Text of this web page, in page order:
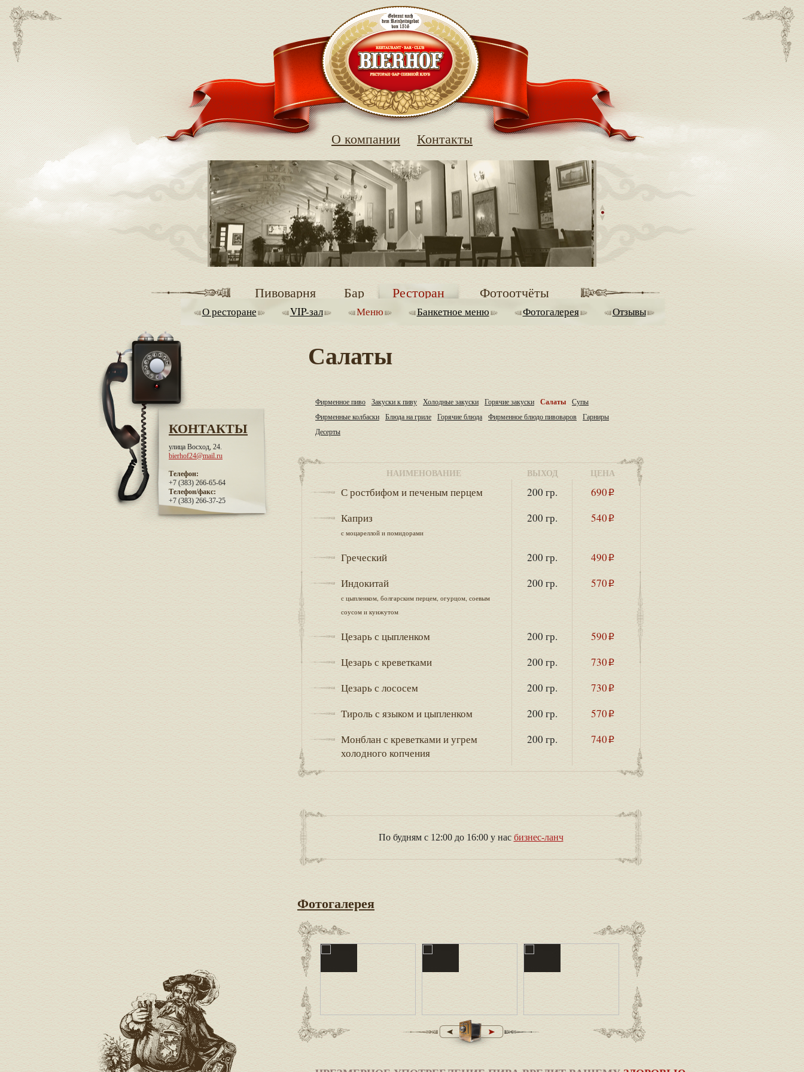
О компании Контакты
Пивоварня Бар Ресторан Фотоотчёты
О ресторане VIP-зал Меню Банкетное меню Фотогалерея Отзывы
КОНТАКТЫ
улица Восход, 24.
bierhof24@mail.ru
Телефон:
+7 (383) 266-65-64
Телефон/факс:
+7 (383) 266-37-25
Салаты
Фирменное пиво Закуски к пиву Холодные закуски Горячие закуски Салаты
Супы
Фирменные колбаски
Блюда на гриле Горячие блюда Фирменное блюдо пивоваров
Гарниры
Десерты
НАИМЕНОВАНИЕ ВЫХОД ЦЕНА
С ростбифом и печеным перцем 200 гр. 690 i
Каприз
с моцареллой и помидорами
200 гр. 540 i
Греческий 200 гр. 490 i
Индокитай
с цыпленком, болгарским перцем, огурцом, соевым
соусом и кунжутом
200 гр. 570 i
Цезарь с цыпленком 200 гр. 590 i
Цезарь с креветками 200 гр. 730 i
Цезарь с лососем 200 гр. 730 i
Тироль с языком и цыпленком 200 гр. 570i
Монблан с креветками и угрем
холодного копчения
200 гр. 740 i
По будням с 12:00 до 16:00 у нас бизнес-ланч
Фотогалерея